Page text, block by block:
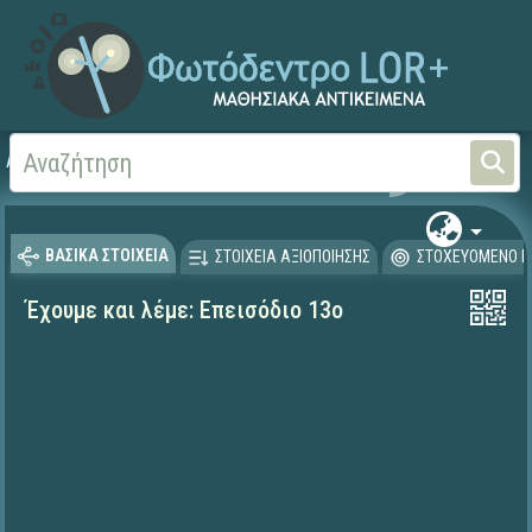
Αρχική
ΒΑΣΙΚΑ ΣΤΟΙΧΕΙΑ ΣΤΟΙΧΕΙΑ ΑΞΙΟΠΟΙΗΣΗΣ ΣΤΟΧΕΥΟΜΕΝΟ
Έχουμε και λέμε: Επεισόδιο 13o